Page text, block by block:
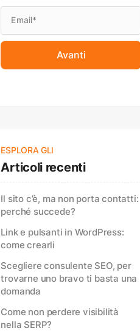
Avanti
ESPLORA GLI
Articoli recenti
Il sito c’è, ma non porta contatti:
perché succede?
Link e pulsanti in WordPress:
come crearli
Scegliere consulente SEO, per
trovarne uno bravo ti basta una
domanda
Come non perdere visibilità
nella SERP?